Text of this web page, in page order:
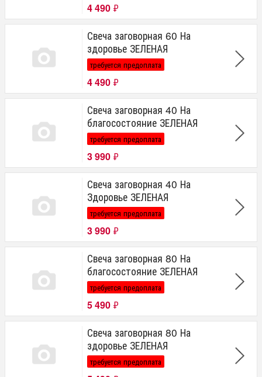
4 490 ₽
Свеча заговорная 60 На
здоровье ЗЕЛЕНАЯ
требуется предоплата
4 490 ₽
Свеча заговорная 40 На
благосостояние ЗЕЛЕНАЯ
требуется предоплата
3 990 ₽
Свеча заговорная 40 На
Здоровье ЗЕЛЕНАЯ
требуется предоплата
3 990 ₽
Свеча заговорная 80 На
благосостояние ЗЕЛЕНАЯ
требуется предоплата
5 490 ₽
Свеча заговорная 80 На
здоровье ЗЕЛЕНАЯ
требуется предоплата